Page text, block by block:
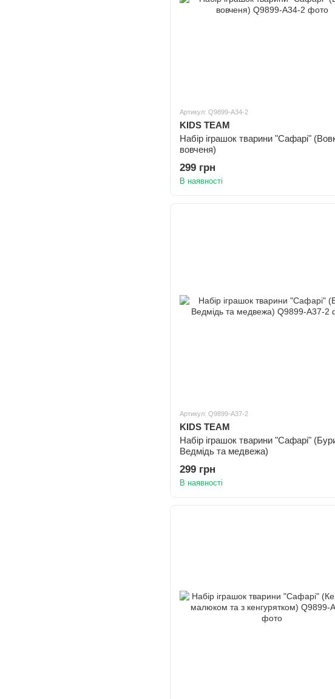
Артикул: Q9899-A34-2
KIDS TEAM
Набір іграшок тварини "Сафарі"
вовченя)
299 грн
В наявності
Артикул: Q9899-A37-2
KIDS TEAM
Набір іграшок тварини "Сафарі"
Ведмідь та медвежа)
299 грн
В наявності